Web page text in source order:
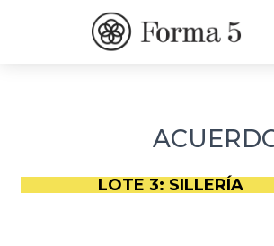
LOTE 3: SILLERÍA